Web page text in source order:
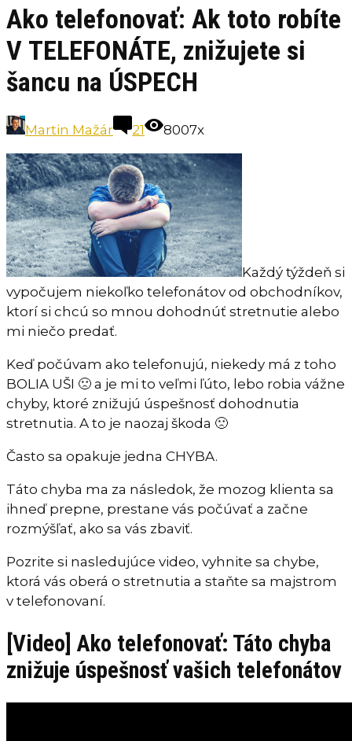
Ako telefonovať: Ak toto robíte
V TELEFONÁTE, znižujete si
šancu na ÚSPECH
Martin Mažár 21 8007x
Každý týždeň si
vypočujem niekoľko telefonátov od obchodníkov,
ktorí si chcú so mnou dohodnúť stretnutie alebo
mi niečo predať.
Keď počúvam ako telefonujú, niekedy má z toho
BOLIA UŠI 🙁 a je mi to veľmi ľúto, lebo robia vážne
chyby, ktoré znižujú úspešnosť dohodnutia
stretnutia. A to je naozaj škoda 🙁
Často sa opakuje jedna CHYBA.
Táto chyba ma za následok, že mozog klienta sa
ihneď prepne, prestane vás počúvať a začne
rozmýšľať, ako sa vás zbaviť.
Pozrite si nasledujúce video, vyhnite sa chybe,
ktorá vás oberá o stretnutia a staňte sa majstrom
v telefonovaní.
[Video] Ako telefonovať: Táto chyba
znižuje úspešnosť vašich telefonátov